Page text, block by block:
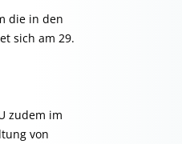
die in den
sich am 29.
zudem im
von